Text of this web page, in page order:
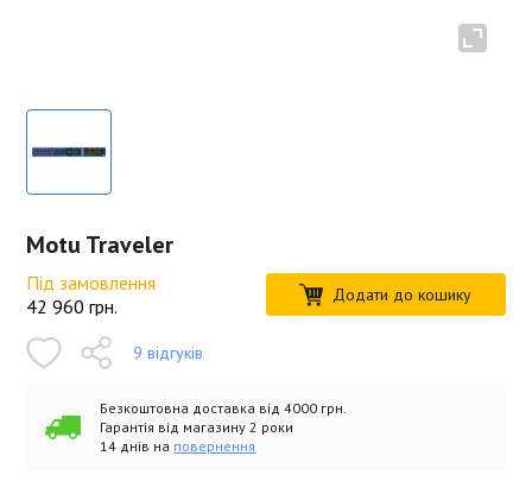
Motu Traveler
Під замовлення
42 960 грн. Додати до кошику
9 відгуків
Безкоштовна доставка від 4000 грн.
Гарантія від магазину 2 роки
14 днів на повернення